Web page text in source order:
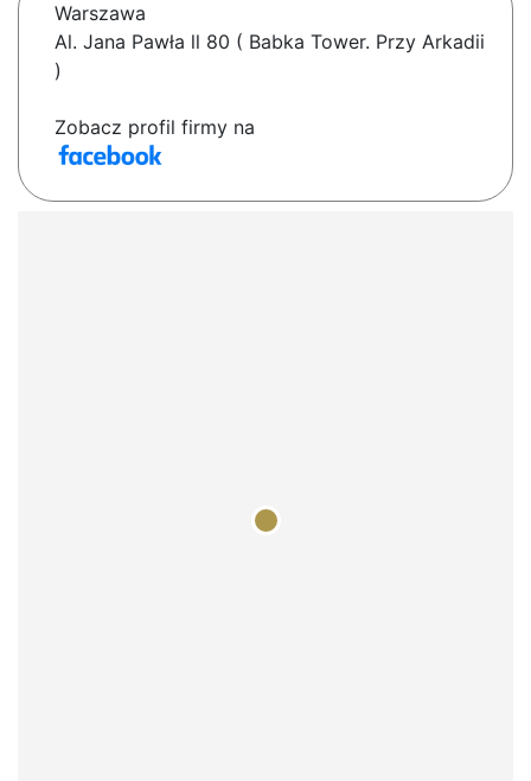
Warszawa
Al. Jana Pawła ll 80 ( Babka Tower. Przy Arkadii
)
Zobacz profil firmy na